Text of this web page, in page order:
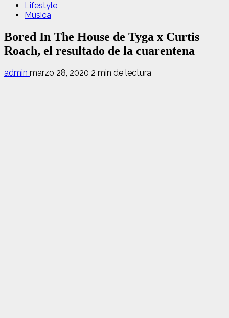
Lifestyle
Música
Bored In The House de Tyga x Curtis
Roach, el resultado de la cuarentena
admin marzo 28, 2020 2 min de lectura